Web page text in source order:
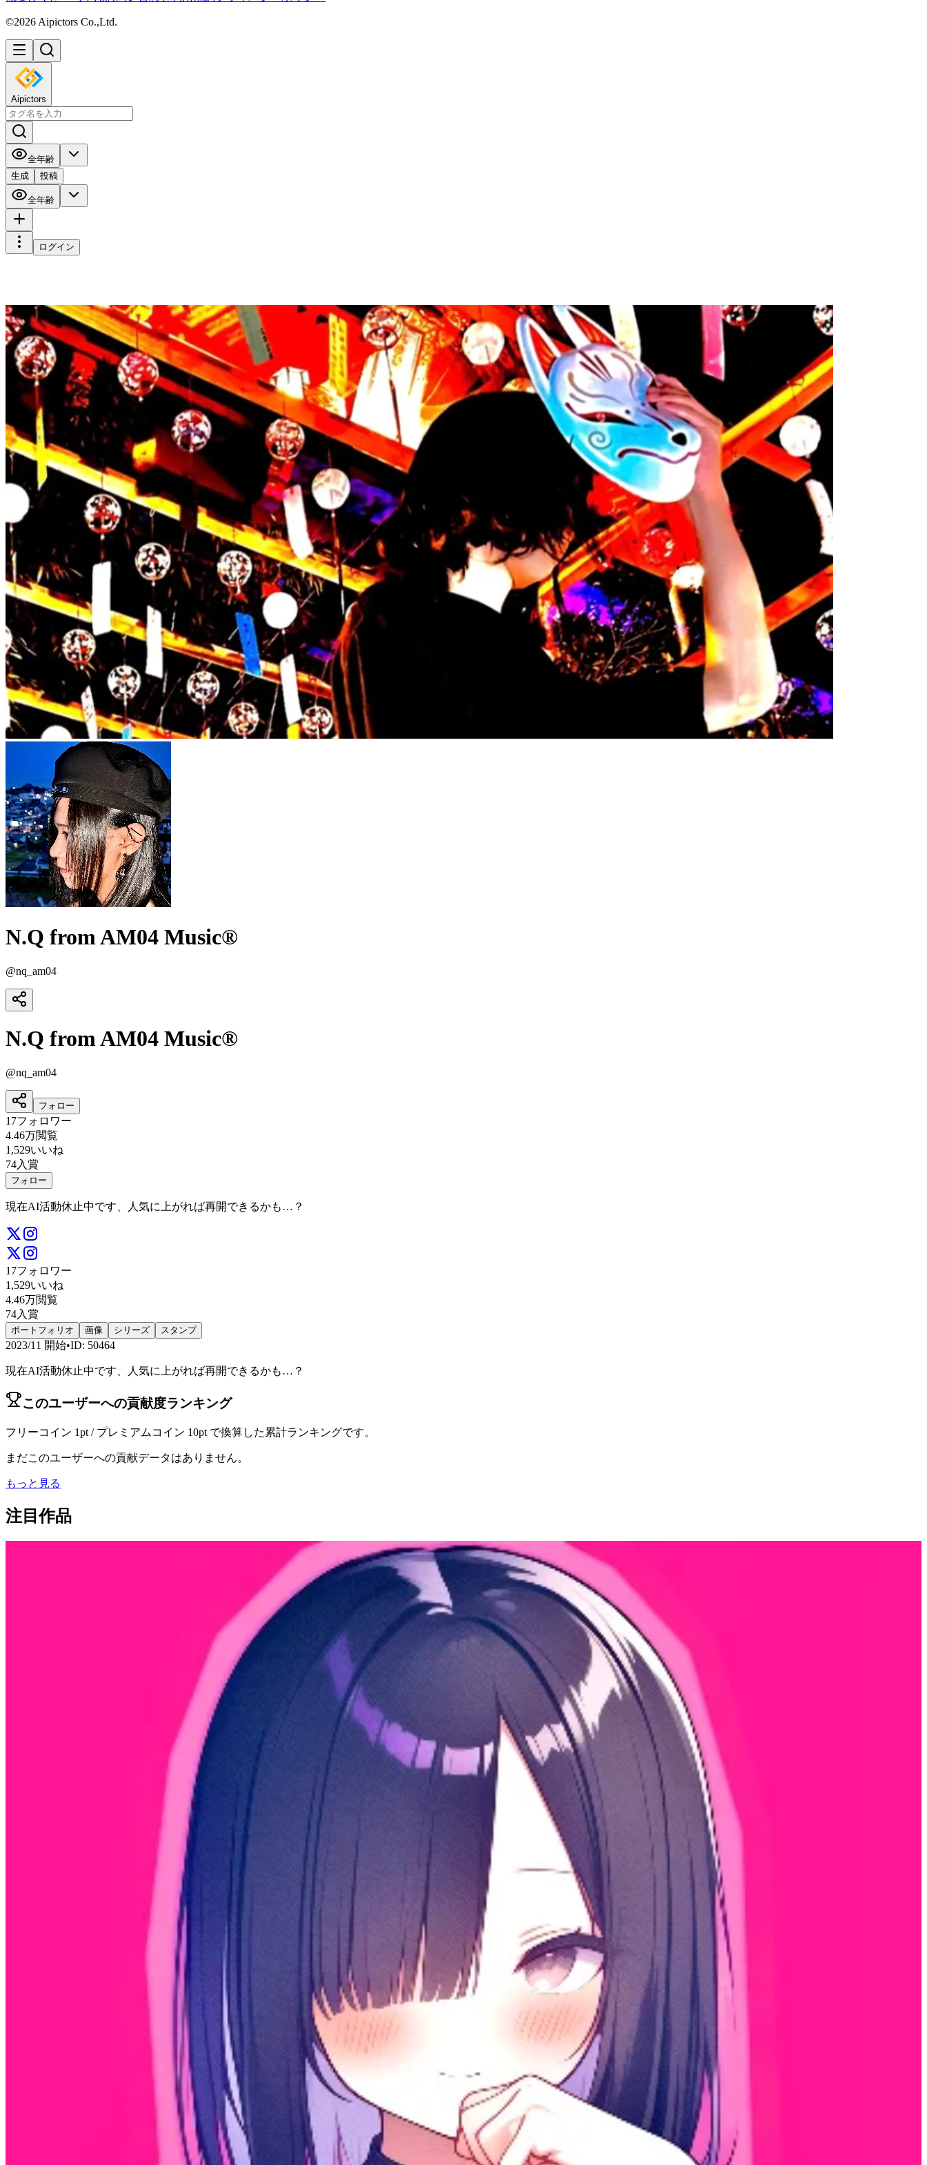
©2026 Aipictors Co.,Ltd.
Aipictors
全年齢
生成
投稿
全年齢
ログイン
N.Q from AM04 Music®
@nq_am04
N.Q from AM04 Music®
@nq_am04
フォロー
17フォロワー
4.46万閲覧
1,529いいね
74入賞
フォロー
現在AI活動休止中です、人気に上がれば再開できるかも…？
17フォロワー
1,529いいね
4.46万閲覧
74入賞
ポートフォリオ 画像 シリーズ スタンプ
2023/11 開始•ID: 50464
現在AI活動休止中です、人気に上がれば再開できるかも…？
このユーザーへの貢献度ランキング
フリーコイン 1pt / プレミアムコイン 10pt で換算した累計ランキングです。
まだこのユーザーへの貢献データはありません。
もっと見る
注目作品